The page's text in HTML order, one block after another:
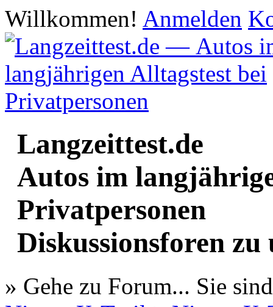
Willkommen! Anmelden
Langzeittest.de
Autos im
Privatpersonen
Diskussionsforen zu
» Gehe zu Forum... Sie